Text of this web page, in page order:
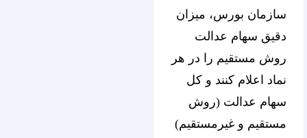
سازمان بورس، میزان
دقیق سهام عدالت
روش مستقیم را در هر
نماد اعلام کنند و کل
سهام عدالت (روش
مستقیم و غیرمستقیم)